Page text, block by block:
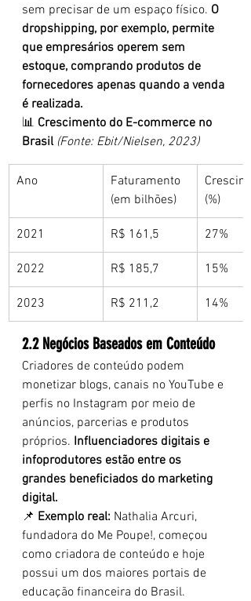
sem precisar de um espaço físico. O
dropshipping, por exemplo, permite
que empresários operem sem
estoque, comprando produtos de
fornecedores apenas quando a venda
é realizada.
📊 Crescimento do E-commerce no
Brasil (Fonte: Ebit/Nielsen, 2023)
Ano
Faturamento
(em bilhões)
(%)
2021 R$ 161,5 27%
2022 R$ 185,7 15%
2023 R$ 211,2 14%
2.2 Negócios Baseados em Conteúdo
Criadores de conteúdo podem
monetizar blogs, canais no YouTube e
perfis no Instagram por meio de
anúncios, parcerias e produtos
próprios. Influenciadores digitais e
infoprodutores estão entre os
grandes beneficiados do marketing
digital.
📌 Exemplo real: Nathalia Arcuri,
fundadora do Me Poupe!, começou
como criadora de conteúdo e hoje
possui um dos maiores portais de
educação financeira do Brasil.